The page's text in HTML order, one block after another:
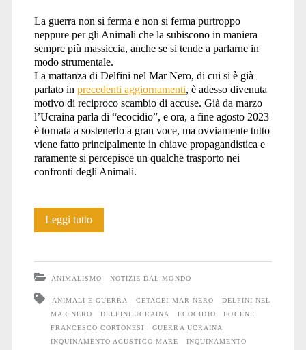
La guerra non si ferma e non si ferma purtroppo
neppure per gli Animali che la subiscono in maniera
sempre più massiccia, anche se si tende a parlarne in
modo strumentale.
La mattanza di Delfini nel Mar Nero, di cui si è già
parlato in precedenti aggiornamenti, è adesso divenuta
motivo di reciproco scambio di accuse. Già da marzo
l’Ucraina parla di “ecocidio”, e ora, a fine agosto 2023
è tornata a sostenerlo a gran voce, ma ovviamente tutto
viene fatto principalmente in chiave propagandistica e
raramente si percepisce un qualche trasporto nei
confronti degli Animali.
Leggi tuttoAnche
guerra
ANIMALISMO NOTIZIE DAL MONDO
ANIMALI E GUERRA CETACEI MAR NERO
DELFINI NEL
MAR NERO
DELFINI UCRAINA ECOCIDIO
FOCENE
FRANCESCO CORTONESI
GUERRA UCRAINA
INQUINAMENTO ACUSTICO MARE
INQUINAMENTO